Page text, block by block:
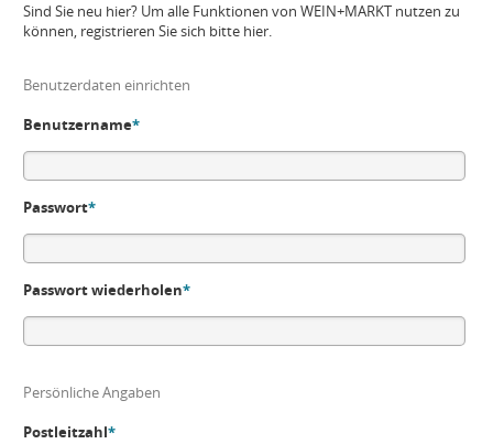
Sind Sie neu hier? Um alle Funktionen von WEIN+MARKT nutzen zu
können, registrieren Sie sich bitte hier.
Benutzerdaten einrichten
Benutzername*
Passwort*
Passwort wiederholen*
Persönliche Angaben
Postleitzahl*